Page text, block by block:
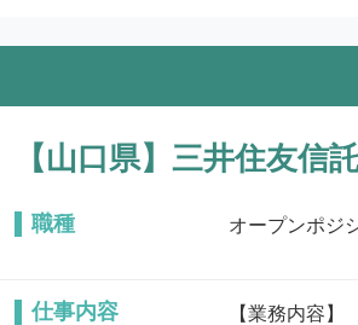
【山口県】三井住友
職種 オープンポジ
仕事内容
【業務内容】